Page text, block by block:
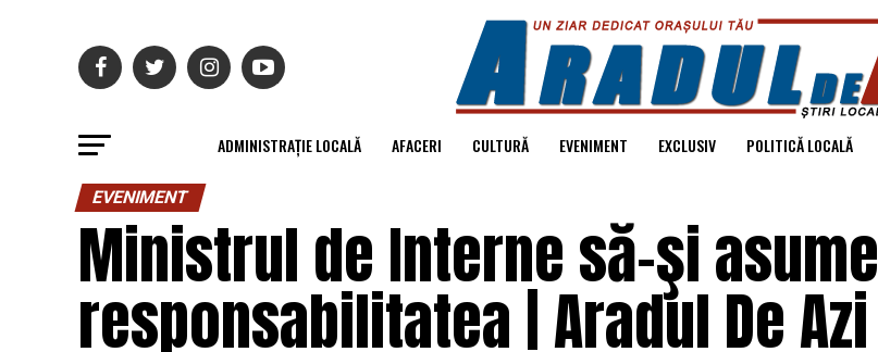
ADMINISTRAȚIE LOCALĂ AFACERI CULTURĂ EVENIMENT EXCLUSIV POLITICĂ LOCALĂ
EVENIMENT
Ministrul de Interne să-şi asume
responsabilitatea | Aradul De Azi